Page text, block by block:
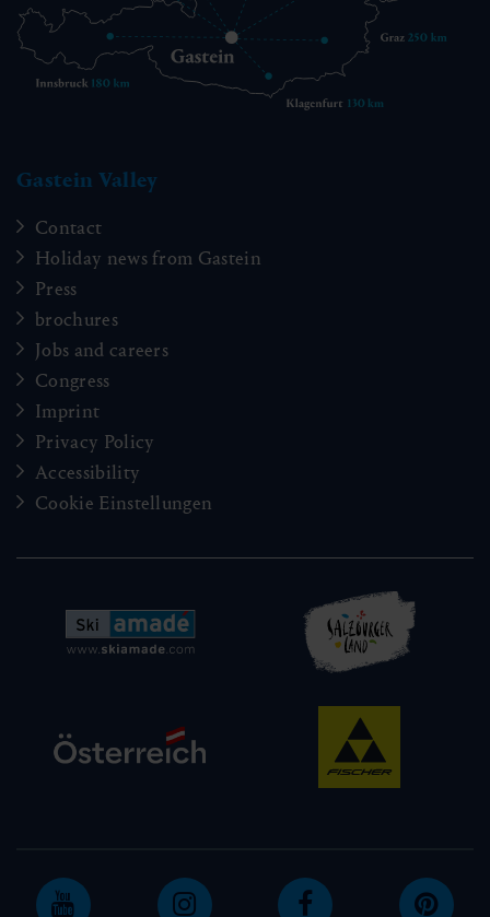
Gastein Valley
Contact
Holiday news from Gastein
Press
brochures
Jobs and careers
Congress
Imprint
Privacy Policy
Accessibility
Cookie Einstellungen